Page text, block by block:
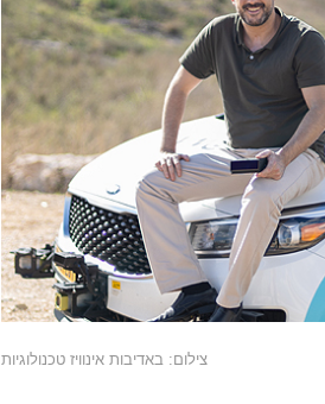
צילום: באדיבות אינוויז טכנולוגיות